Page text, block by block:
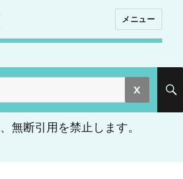
メニュー
無断引用を禁止します。